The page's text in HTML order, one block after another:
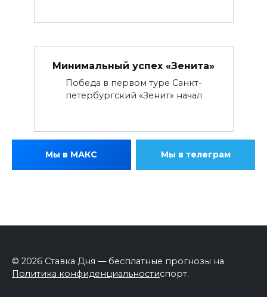
Минимальный успех «Зенита»
Победа в первом туре Санкт-
петербургский «Зенит» начал
Мы в МАКС Мы в телеграм
© 2026 Ставка Дня — бесплатные прогнозы на
спорт.
Политика конфиденциальности